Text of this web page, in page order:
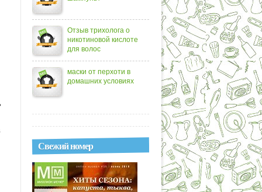
Отзыв трихолога о
никотиновой кислоте
для волос
маски от перхоти в
домашних условиях
Свежий номер